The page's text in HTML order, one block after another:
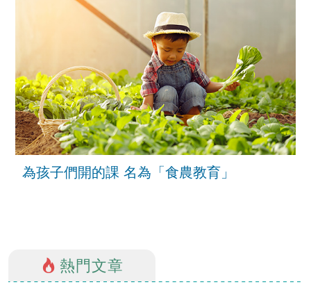
為孩子們開的課 名為「食農教育」
熱門文章